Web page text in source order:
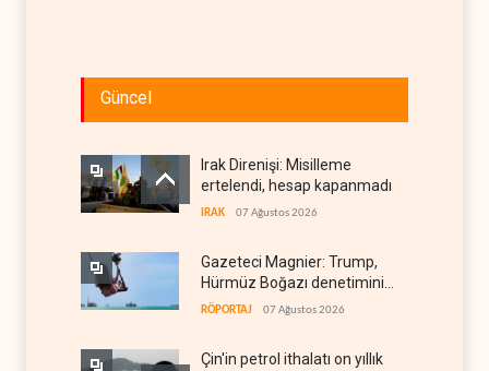
Güncel
Irak Direnişi: Misilleme
ertelendi, hesap kapanmadı
IRAK 07 Ağustos 2026
Gazeteci Magnier: Trump,
Hürmüz Boğazı denetimini
doğrudan İran ve Umman'a
RÖPORTAJ 07 Ağustos 2026
Çin'in petrol ithalatı on yıllık